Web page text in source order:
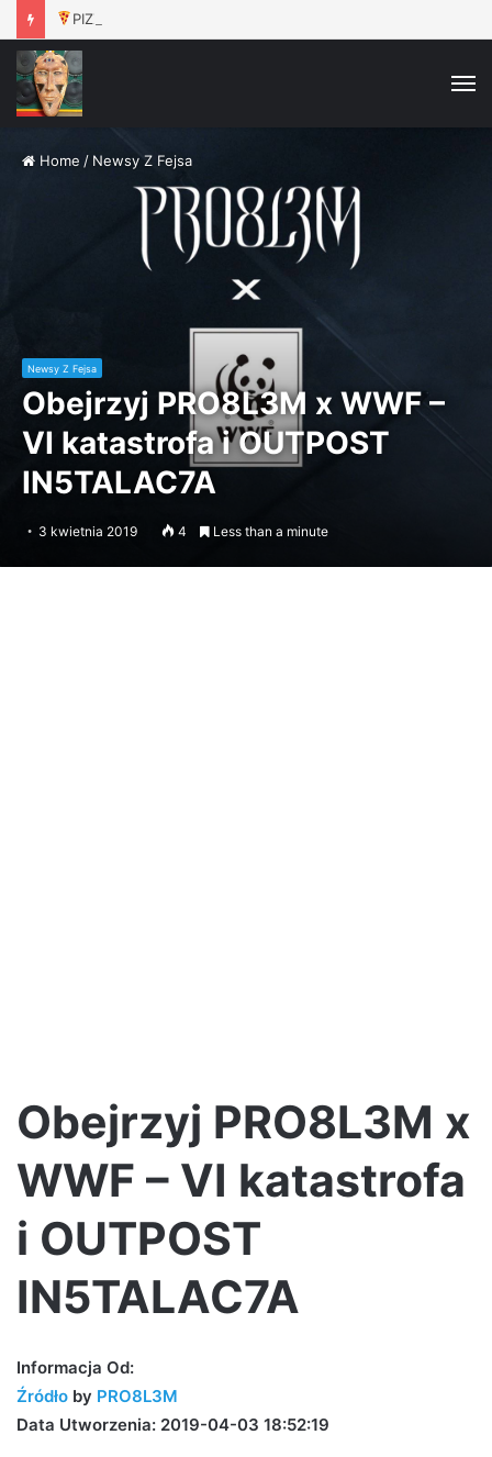
PIZZA VÍKEND
Home / Newsy Z Fejsa
Newsy Z Fejsa
Obejrzyj PRO8L3M x WWF –
VI katastrofa i OUTPOST
IN5TALAC7A
3 kwietnia 2019 4 Less than a minute
Obejrzyj PRO8L3M x
WWF – VI katastrofa
i OUTPOST
IN5TALAC7A
Informacja Od:
Źródło by PRO8L3M
Data Utworzenia: 2019-04-03 18:52:19